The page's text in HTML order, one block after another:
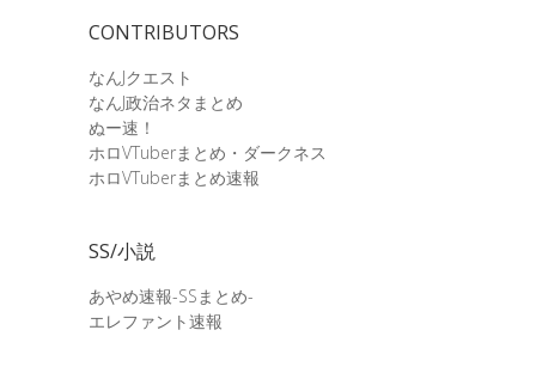
CONTRIBUTORS
なんJクエスト
なんJ政治ネタまとめ
ぬー速！
ホロVTuberまとめ・ダークネス
ホロVTuberまとめ速報
SS/小説
あやめ速報-SSまとめ-
エレファント速報